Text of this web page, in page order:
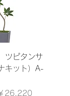
ツピタンサ
キット）A-
ール価格
26,220